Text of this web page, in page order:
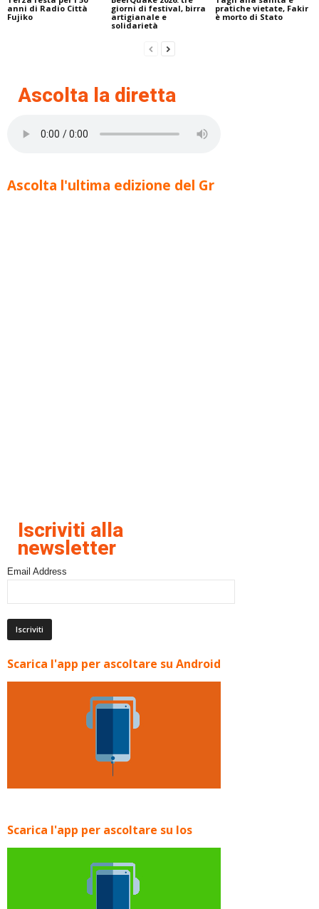
anni di Radio Città
Fujiko
giorni di festival, birra
artigianale e
solidarietà
pratiche vietate, Fakir
è morto di Stato
Ascolta la diretta
Ascolta l'ultima edizione del Gr
Iscriviti alla
newsletter
Email Address
Scarica l'app per ascoltare su Android
Scarica l'app per ascoltare su Ios